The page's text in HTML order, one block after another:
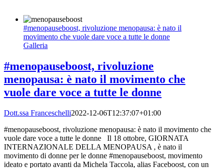
#menopauseboost, rivoluzione menopausa: è nato il
movimento che vuole dare voce a tutte le donne
Galleria
#menopauseboost, rivoluzione
menopausa: è nato il movimento che
vuole dare voce a tutte le donne
Dott.ssa Franceschelli2022-12-06T12:37:07+01:00
#menopauseboost, rivoluzione menopausa: è nato il movimento che
vuole dare voce a tutte le donne Il 18 ottobre, GIORNATA
INTERNAZIONALE DELLA MENOPAUSA , è nato il
movimento di donne per le donne #menopauseboost, movimento
ideato e portato avanti da Michela Taccola, alias Faceboost, con un